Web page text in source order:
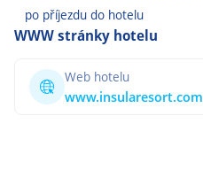
po příjezdu do hotelu
WWW stránky hotelu
Web hotelu
www.insularesort.com